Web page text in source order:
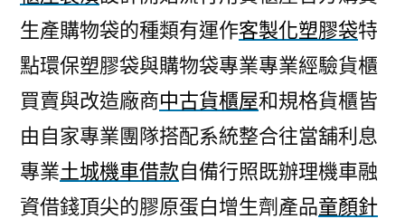
生產購物袋的種類有運作客製化塑膠袋特
點環保塑膠袋與購物袋專業專業經驗貨櫃
買賣與改造廠商中古貨櫃屋和規格貨櫃皆
由自家專業團隊搭配系統整合往當舖利息
專業土城機車借款自備行照既辦理機車融
資借錢頂尖的膠原蛋白增生劑產品童顏針